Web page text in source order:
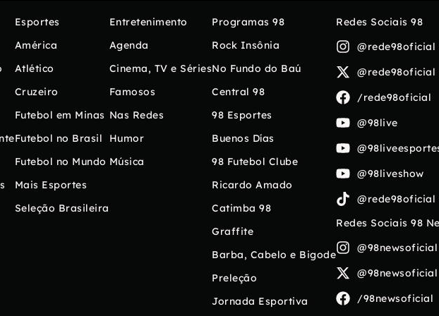
Esportes
América
Atlético
Cruzeiro
Futebol em Minas
Futebol no Brasil
Futebol no Mundo
Mais Esportes
Seleção Brasileira
Entretenimento
Agenda
Cinema, TV e Séries
Famosos
Nas Redes
Humor
Música
Programas 98
Rock Insônia
No Fundo do Baú
Central 98
98 Esportes
Buenos Días
98 Futebol Clube
Ricardo Amado
Catimba 98
Graffite
Barba, Cabelo e Bigode
Preleção
Jornada Esportiva
Redes Sociais 98
@rede98oficial
@rede98oficial
/rede98oficial
@98live
@98liveshow
@rede98oficial
Redes Sociais 98
@98newsoficial
@98newsoficial
/98newsoficial